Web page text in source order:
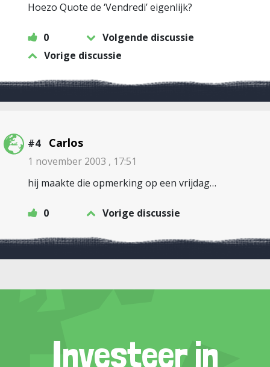
Hoezo Quote de ‘Vendredi’ eigenlijk?
0
Volgende discussie
Vorige discussie
#4 Carlos
1 november 2003 , 17:51
hij maakte die opmerking op een vrijdag…
0 Vorige discussie
Investeer in